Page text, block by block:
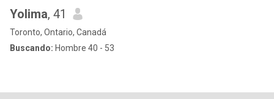
Yolima, 41
Toronto, Ontario, Canadá
Buscando: Hombre 40 - 53